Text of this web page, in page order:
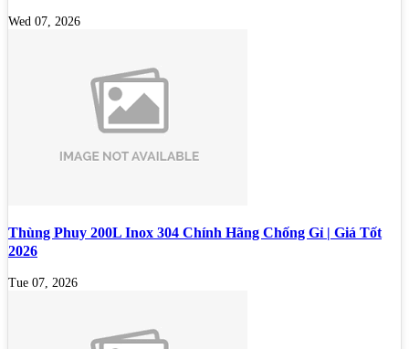
Wed 07, 2026
Thùng Phuy 200L Inox 304 Chính Hãng Chống Gỉ | Giá Tốt
2026
Tue 07, 2026